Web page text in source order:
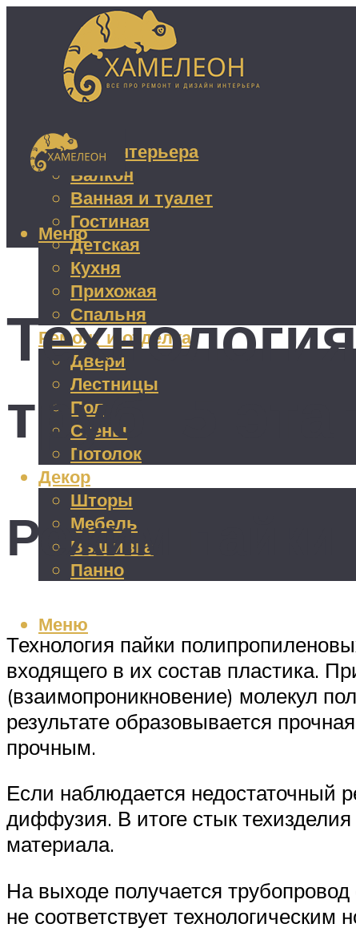
Дизайн интерьера
Балкон
Ванная и туалет
Гостиная
Детская
Кухня
Прихожая
Спальня
Ремонт и отделка
Двери
Лестницы
Пол
Стены
Потолок
Декор
Шторы
Мебель
Вышивка
Панно
Меню
Меню
труб: 5
Режим пайки
Технология пайки
входящего в их состав пластика.
(взаимопроникновение) молекул
результате образовывается
прочным.
Если наблюдается недостаточный
диффузия. В итоге стык
материала.
На выходе получается
не соответствует технологическим